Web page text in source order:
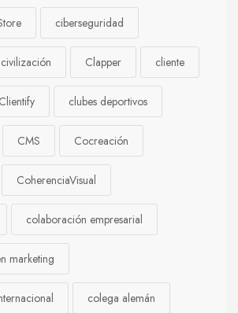
ciberseguridad
civilización Clapper cliente
Clientify clubes deportivos
CMS Cocreación
CoherenciaVisual
colaboración empresarial
marketing
colega alemán